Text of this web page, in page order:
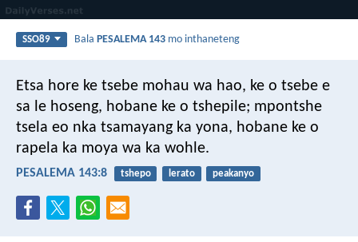
SSO89 BalaPESALEMA 143 mo inthaneteng
Etsa hore ke tsebe mohau wa hao, ke o tsebe e
sa le hoseng, hobane ke o tshepile; mpontshe
tsela eo nka tsamayang ka yona, hobane ke o
rapela ka moya wa ka wohle.
PESALEMA 143:8 tshepo lerato peakanyo